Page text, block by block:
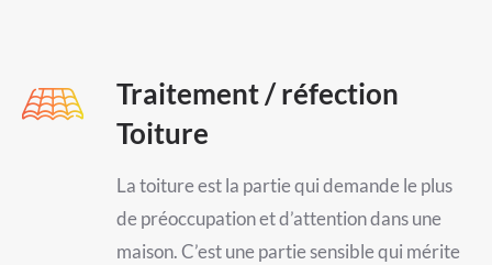
Traitement / réfection
Toiture
La toiture est la partie qui demande le plus
de préoccupation et d’attention dans une
maison. C’est une partie sensible qui mérite